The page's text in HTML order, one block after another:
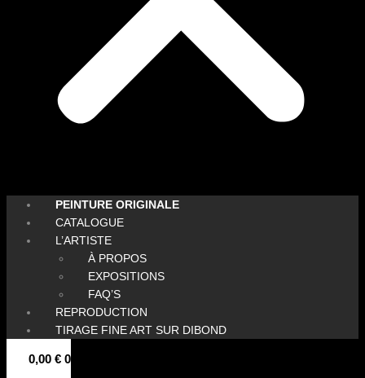
PEINTURE ORIGINALE
CATALOGUE
L’ARTISTE
À PROPOS
EXPOSITIONS
FAQ’S
REPRODUCTION
TIRAGE FINE ART SUR DIBOND
0,00 € 0